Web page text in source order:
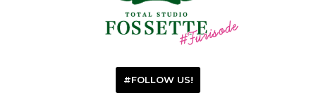
#FOLLOW US!